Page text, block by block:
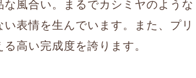
風合い。まるでカシミヤのような
表情を生んでいます。また、プリ
高い完成度を誇ります。